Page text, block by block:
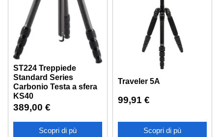
ST224 Treppiede
Standard Series
Carbonio Testa a sfera
KS40
389,00 €
Scopri di pù
Traveler 5A
99,91 €
Scopri di pù